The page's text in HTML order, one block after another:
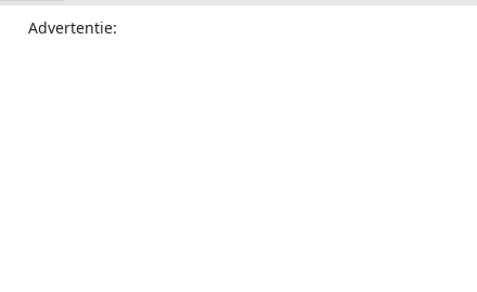
Advertentie: